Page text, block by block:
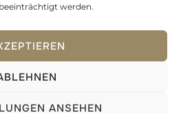
werden.
ANSEHEN
— TRADITA Winery